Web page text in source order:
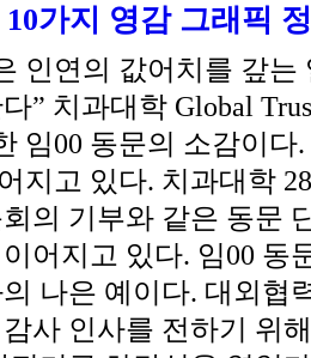
가지 영감 그래픽
인연의 값어치를 갚는
” 치과대학 Global
임00 동문의 소감이다
지고 있다. 치과대학
의 기부와 같은 동문
어지고 있다. 임00 동
나은 예이다. 대외협
사 인사를 전하기 위